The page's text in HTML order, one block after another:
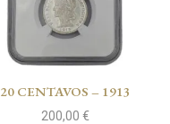
20 CENTAVOS – 1913
200,00 €